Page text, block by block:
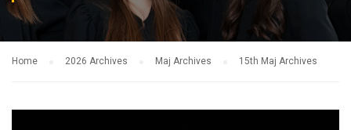
Home 2026 Archives Maj Archives 15th Maj Archives